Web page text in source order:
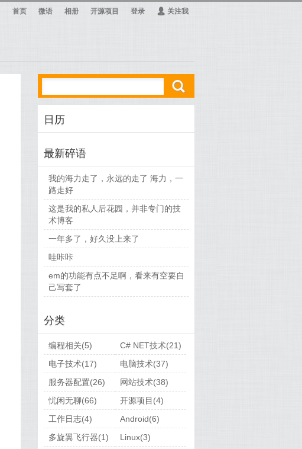
首页 微语 相册 开源项目 登录 Ą 关注我
ő
日历
最新碎语
我的海力走了，永远的走了 海力，一
路走好
这是我的私人后花园，并非专门的技
术博客
一年多了，好久没上来了
哇咔咔
em的功能有点不足啊，看来有空要自
己写套了
分类
编程相关(5)
C# NET技术(21)
电子技术(17)
电脑技术(37)
服务器配置(26)
网站技术(38)
忧闲无聊(66)
开源项目(4)
工作日志(4)
Android(6)
多旋翼飞行器(1)
Linux(3)